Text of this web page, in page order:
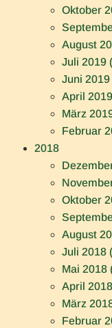
Oktober
August
Juli 2019
Juni
April
März
Februar
2018
Oktober
August
Juli 2018
Mai 2018
April
März
Februar